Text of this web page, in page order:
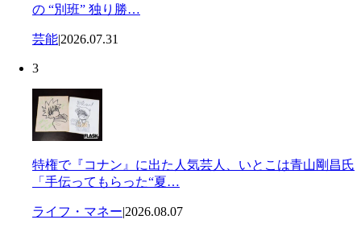
の “別班” 独り勝…
芸能|2026.07.31
3
特権で『コナン』に出た人気芸人、いとこは青山剛昌氏
「手伝ってもらった“夏…
ライフ・マネー|2026.08.07